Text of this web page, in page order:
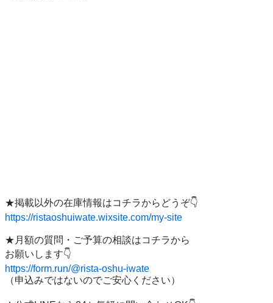
https://ristaoshuiwate.wixsite.com/my-site
★月額の質問・ご予算の相談はコチラから
https://form.run/@rista-oshu-iwate
（申込みではないのでご安心ください）